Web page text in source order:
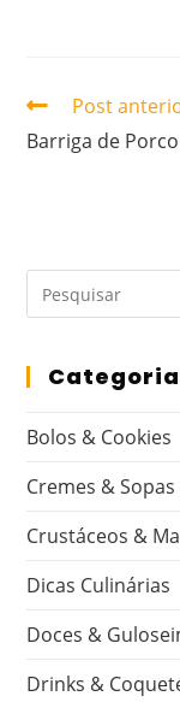
Post
Barriga de
Bolos & Cookies
Cremes & Sopas
Crustáceos &
Dicas Culinárias
Doces &
Drinks &